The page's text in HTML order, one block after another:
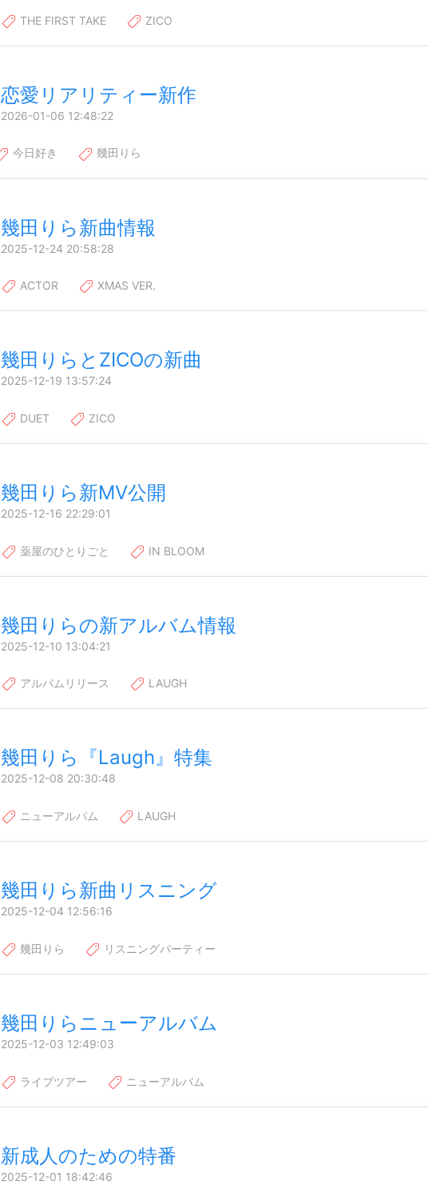
THE FIRST TAKE ZICO
恋愛リアリティー新作
2026-01-06 12:48:22
今日好き 幾田りら
幾田りら新曲情報
2025-12-24 20:58:28
ACTOR XMAS VER.
幾田りらとZICOの新曲
2025-12-19 13:57:24
DUET ZICO
幾田りら新MV公開
2025-12-16 22:29:01
薬屋のひとりごと IN BLOOM
幾田りらの新アルバム情報
2025-12-10 13:04:21
アルバムリリース LAUGH
幾田りら『Laugh』特集
2025-12-08 20:30:48
ニューアルバム LAUGH
幾田りら新曲リスニング
2025-12-04 12:56:16
幾田りら リスニングパーティー
幾田りらニューアルバム
2025-12-03 12:49:03
ライブツアー ニューアルバム
新成人のための特番
2025-12-01 18:42:46